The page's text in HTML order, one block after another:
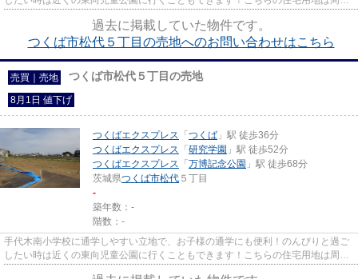
過去に掲載していた物件です。
つくば市松代５丁目の売地へのお問い合わせはこちら
売買｜売地 つくば市松代５丁目の売地
8月1日 値下げ
つくばエクスプレス 「 つくば 」駅 徒歩36分
つくばエクスプレス 「 研究学園 」駅 徒歩52分
つくばエクスプレス 「 万博記念公園 」駅 徒歩68分
茨城県つくば市松代 ５丁目
-
築年数：-
階数：-
手代木南小学校に通学しやすい立地で、お子様の通学にも便利！のんびりと過ご
したい時は近くの東向児童公園に行くこともできます！こちらの住宅用地は周囲